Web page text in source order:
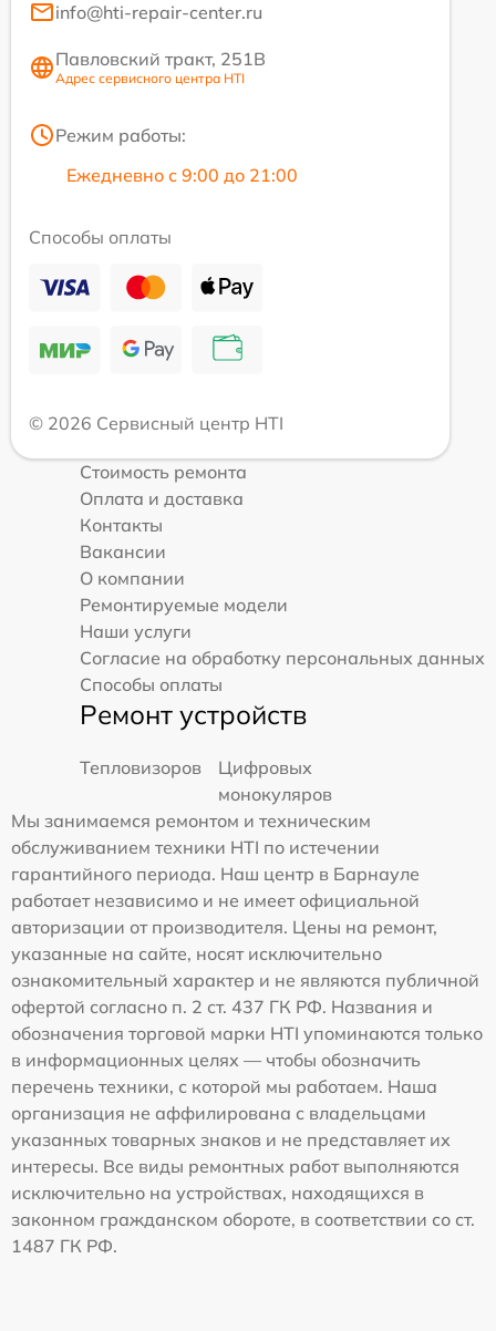
info@hti-repair-center.ru
Павловский тракт, 251В
Адрес сервисного центра HTI
Режим работы:
Ежедневно с 9:00 до 21:00
Способы оплаты
© 2026 Сервисный центр HTI
Стоимость ремонта
Оплата и доставка
Контакты
Вакансии
О компании
Ремонтируемые модели
Наши услуги
Согласие на обработку персональных данных
Способы оплаты
Ремонт устройств
Тепловизоров
Цифровых
монокуляров
Мы занимаемся ремонтом и техническим
обслуживанием техники HTI по истечении
гарантийного периода. Наш центр в Барнауле
работает независимо и не имеет официальной
авторизации от производителя. Цены на ремонт,
указанные на сайте, носят исключительно
ознакомительный характер и не являются публичной
офертой согласно п. 2 ст. 437 ГК РФ. Названия и
обозначения торговой марки HTI упоминаются только
в информационных целях — чтобы обозначить
перечень техники, с которой мы работаем. Наша
организация не аффилирована с владельцами
указанных товарных знаков и не представляет их
интересы. Все виды ремонтных работ выполняются
исключительно на устройствах, находящихся в
законном гражданском обороте, в соответствии со ст.
1487 ГК РФ.